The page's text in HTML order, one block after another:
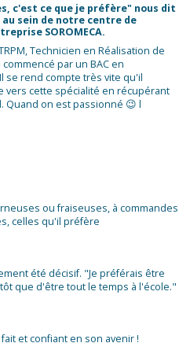
c'est ce que je préfère" nous dit
sein de notre centre de
SOROMECA.
Technicien en Réalisation de
par un BAC en
se rend compte très vite qu'il
cette spécialité en récupérant
Quand on est passionné 😉 l
ou fraiseuses, à commandes
celles qu'il préfère
été décisif. "Je préférais être
que d'être tout le temps à l'école."
et confiant en son avenir !